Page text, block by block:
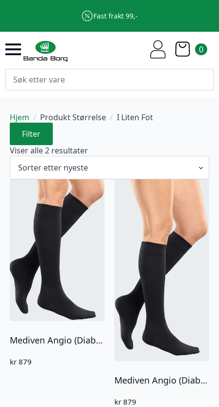
Fast frakt 99,-
0
Hjem Produkt Størrelse
I Liten Fot
Filter
Viser alle 2 resultaterSortert
nyeste
Mediven Angio (Diabetes) Knestrømper CCL2
kr 879
Mediven Angio (Diabetes) Knestrømpe CCL1
kr 879